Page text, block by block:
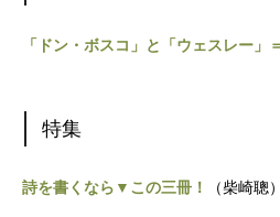
「ドン・ボスコ」と「ウェスレー」
特集
詩を書くなら▼この三冊！ （柴崎聰）